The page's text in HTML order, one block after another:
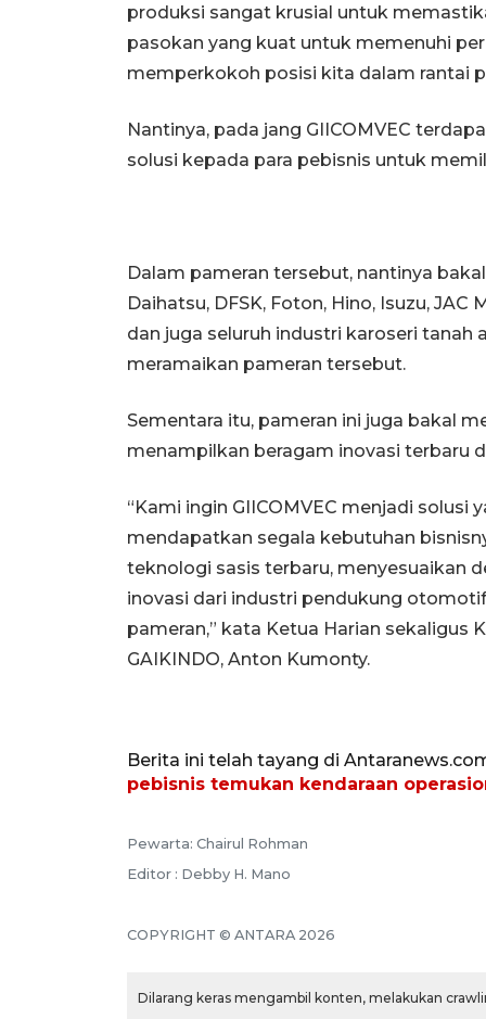
produksi sangat krusial untuk
pasokan yang kuat untuk memenuhi
memperkokoh posisi kita dalam rantai
Nantinya, pada jang GIICOMVEC
solusi kepada para pebisnis untuk
Dalam pameran tersebut, nantinya
Daihatsu, DFSK, Foton, Hino, Isuzu,
dan juga seluruh industri karoseri tanah
meramaikan pameran tersebut.
Sementara itu, pameran ini juga bakal
menampilkan beragam inovasi terbaru
“Kami ingin GIICOMVEC menjadi solusi
mendapatkan segala kebutuhan
teknologi sasis terbaru, menyesuaikan
inovasi dari industri pendukung
pameran,” kata Ketua Harian sekaligus
GAIKINDO, Anton Kumonty.
Berita ini telah tayang di
pebisnis temukan kendaraan
Pewarta: Chairul Rohman
Editor : Debby H. Mano
COPYRIGHT © ANTARA 2026
Dilarang keras mengambil konten, melakukan